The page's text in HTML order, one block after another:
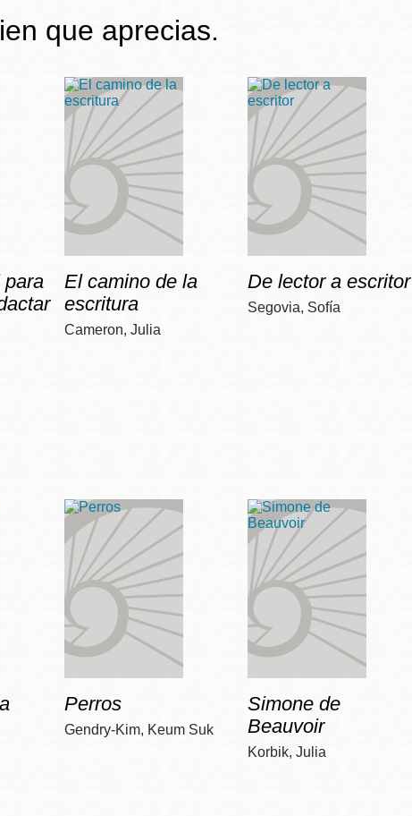
que aprecias.
para
El camino de la
escritura
Cameron, Julia
De lector a escritor
Segovia, Sofía
Perros
Gendry-Kim, Keum Suk
Simone de
Beauvoir
Korbik, Julia